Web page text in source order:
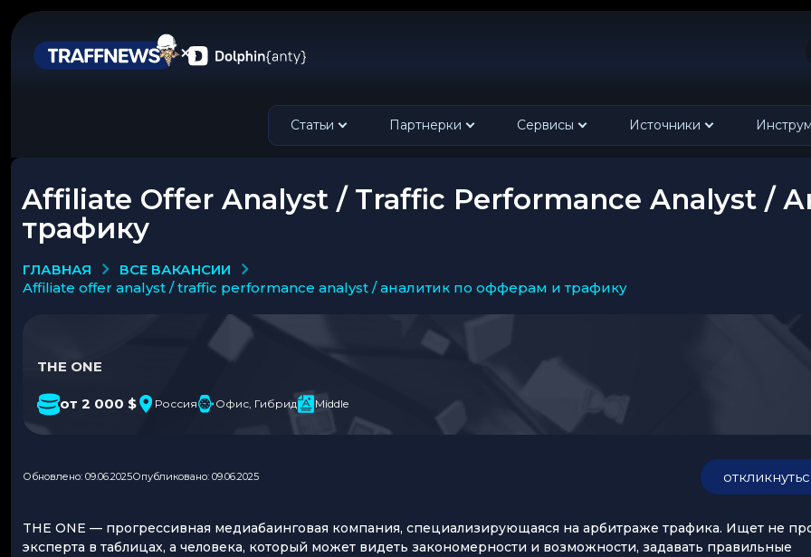
Статьи Партнерки Сервисы Источники
Affiliate Offer Analyst / Traffic Performance Analyst /
трафику
ГЛАВНАЯ
ВСЕ ВАКАНСИИ
affiliate offer analyst / traffic performance analyst / аналитик по офферам и трафику
THE ONE
от 2 000 $ Россия Офис, Гибрид Middle
Обновлено: 09.06.2025Опубликовано: 09.06.2025
THE ONE — прогрессивная медиабаинговая компания, специализирующаяся на арбитраже трафика. Ищет не
эксперта в таблицах, а человека, который может видеть закономерности и возможности, задавать правильные